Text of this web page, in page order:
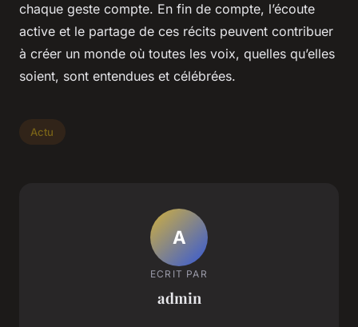
chaque geste compte. En fin de compte, l’écoute
active et le partage de ces récits peuvent contribuer
à créer un monde où toutes les voix, quelles qu’elles
soient, sont entendues et célébrées.
Actu
A
ECRIT PAR
admin